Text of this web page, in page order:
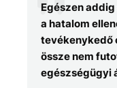
Egészen
a hatalom
tevékenykedő
össze nem
egészségügyi